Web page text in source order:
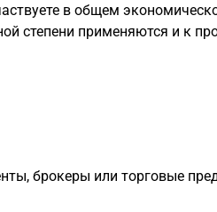
в общем
степени применяются и к
брокеры или торговые